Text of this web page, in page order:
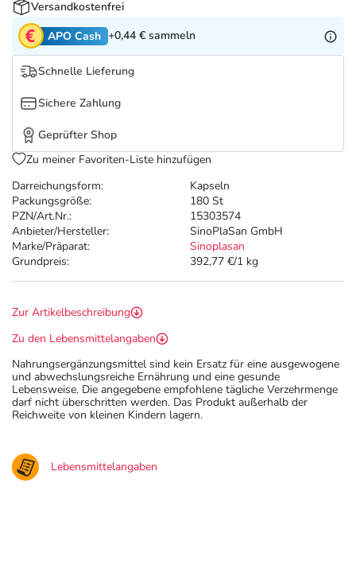
Tierapotheke
Vitamine & Mineralstoffe
Marken
Salus Deals
Darreichungsform:
Kapseln
Packungsgröße:
180 St
PZN/Art.Nr.:
15303574
Anbieter/Hersteller:
SinoPlaSan GmbH
Marke/Präparat:
Sinoplasan
Grundpreis:
392,77 €/1 kg
Versandkostenfrei
APO Cash +0,44 € sammeln
Schnelle Lieferung
Sichere Zahlung
Geprüfter Shop
Zu meiner Favoriten-Liste hinzufügen
Zur Artikelbeschreibung
Zu den Lebensmittelangaben
Nahrungsergänzungsmittel sind kein Ersatz für eine ausgewogene
und abwechslungsreiche Ernährung und eine gesunde
Lebensweise. Die angegebene empfohlene tägliche Verzehrmenge
darf nicht überschritten werden. Das Produkt außerhalb der
Reichweite von kleinen Kindern lagern.
Lebensmittelangaben